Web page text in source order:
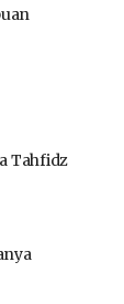
Tahfidz